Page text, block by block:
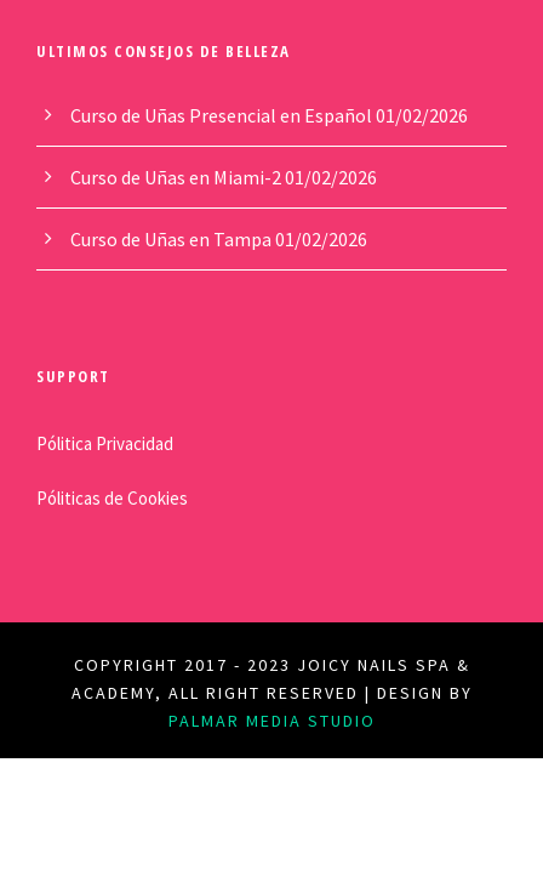
ULTIMOS CONSEJOS DE BELLEZA
Curso de Uñas Presencial en Español 01/02/2026
Curso de Uñas en Miami-201/02/2026
Curso de Uñas en Tampa 01/02/2026
SUPPORT
Pólitica Privacidad
Póliticas de Cookies
COPYRIGHT 2017 - 2023 JOICY NAILS SPA &
ACADEMY, ALL RIGHT RESERVED | DESIGN BY
PALMAR MEDIA STUDIO